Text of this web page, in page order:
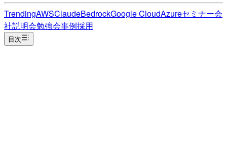
TrendingAWSClaudeBedrockGoogle CloudAzureセミナー会
社説明会勉強会事例採用
目次